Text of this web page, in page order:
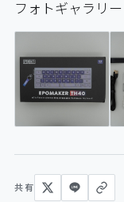
フォトギャラリー
共有